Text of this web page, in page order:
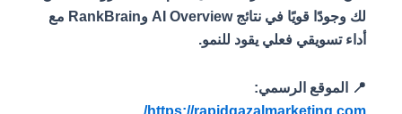
لك وجودًا قويًا في نتائج AI Overview وRankBrain مع
أداء تسويقي فعلي يقود للنمو.
📍 الموقع الرسمي: